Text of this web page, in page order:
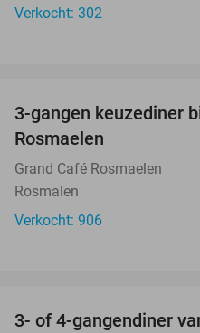
Verkocht: 302
3-gangen keuzediner
Rosmaelen
Grand Café Rosmaelen
Rosmalen
Verkocht: 906
3- of 4-gangendiner